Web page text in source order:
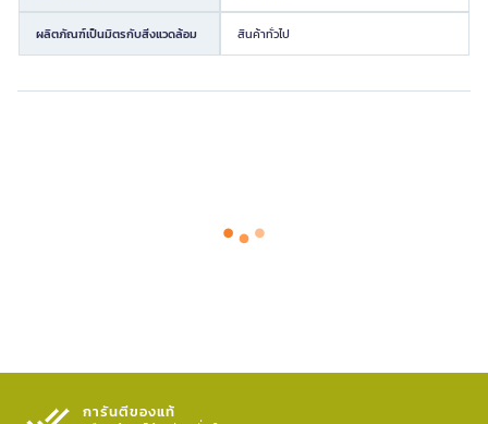
ผลิตภัณฑ์เป็นมิตรกับสิ่งแวดล้อม สินค้าทั่วไป
การันตีของแท้